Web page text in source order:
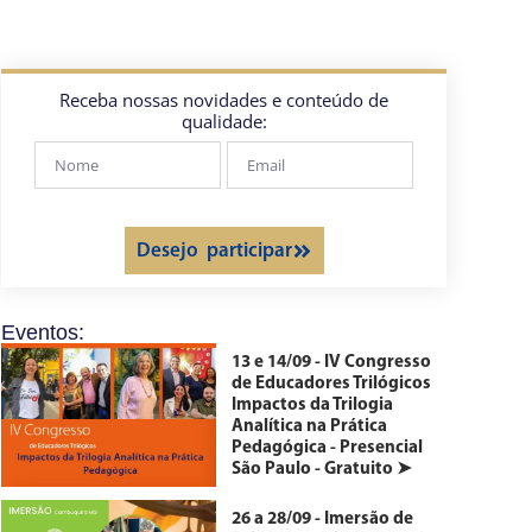
Receba nossas novidades e conteúdo de
qualidade:
Desejo participar
Eventos:
13 e 14/09 - IV Congresso
de Educadores Trilógicos
Impactos da Trilogia
Analítica na Prática
Pedagógica - Presencial
São Paulo - Gratuito ➤
26 a 28/09 - Imersão de